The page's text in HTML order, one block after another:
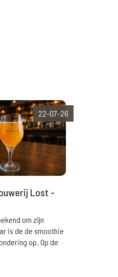
22-07-26
Lost -
om zijn
is de de smoothie
op. Op de